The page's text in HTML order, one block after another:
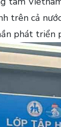
trên cả
phát triển